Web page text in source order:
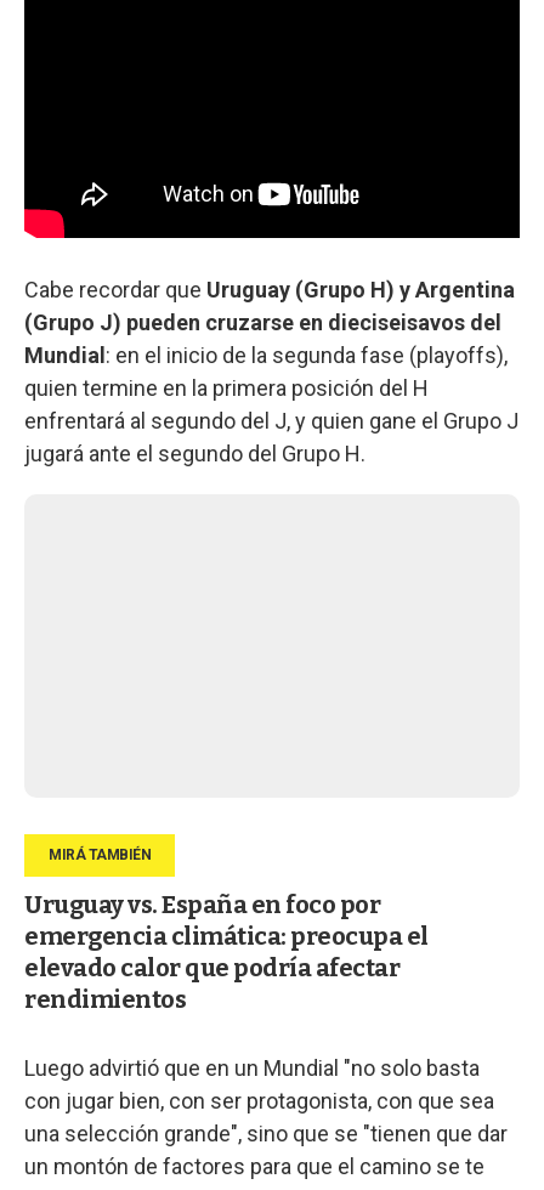
Cabe recordar que Uruguay (Grupo H) y Argentina
(Grupo J) pueden cruzarse en dieciseisavos del
Mundial : en el inicio de la segunda fase (playoffs),
quien termine en la primera posición del H
enfrentará al segundo del J, y quien gane el Grupo J
jugará ante el segundo del Grupo H.
Uruguay vs. España en foco por
emergencia climática: preocupa el
elevado calor que podría afectar
rendimientos
Luego advirtió que en un Mundial "no solo basta
con jugar bien, con ser protagonista, con que sea
una selección grande", sino que se "tienen que dar
un montón de factores para que el camino se te